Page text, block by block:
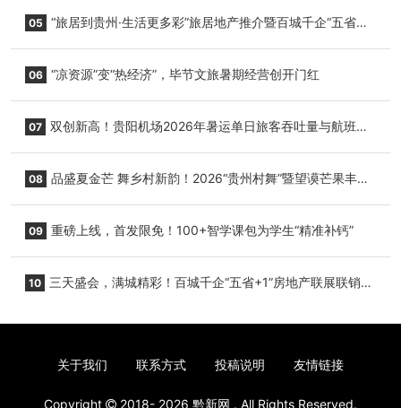
05 “旅居到贵州·生活更多彩”旅居地产推介暨百城千企“五省
06 “凉资源”变“热经济”，毕节文旅暑期经营创开门红
07 双创新高！贵阳机场2026年暑运单日旅客吞吐量与航班起
08 品盛夏金芒 舞乡村新韵！2026“贵州村舞”暨望谟芒果丰收
09 重磅上线，首发限免！100+智学课包为学生“精准补钙”
10 三天盛会，满城精彩！百城千企“五省+1”房地产联展联销活
关于我们 联系方式 投稿说明 友情链接
Copyright 2018- 2026 黔新网 . All Rights Reserved.